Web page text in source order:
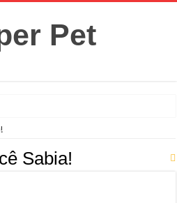
21, às 10h, o primeiro Pet Park da cidade
em Rio Preto
orgânico nas rações para pets
Sabia!